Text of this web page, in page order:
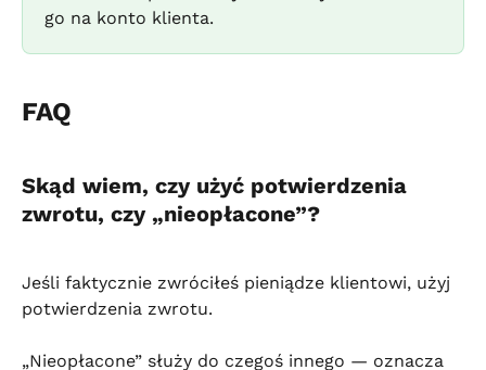
go na konto klienta.
FAQ
Skąd wiem, czy użyć potwierdzenia
zwrotu, czy „nieopłacone”?
Jeśli faktycznie zwróciłeś pieniądze klientowi, użyj
potwierdzenia zwrotu.
„Nieopłacone” służy do czegoś innego — oznacza